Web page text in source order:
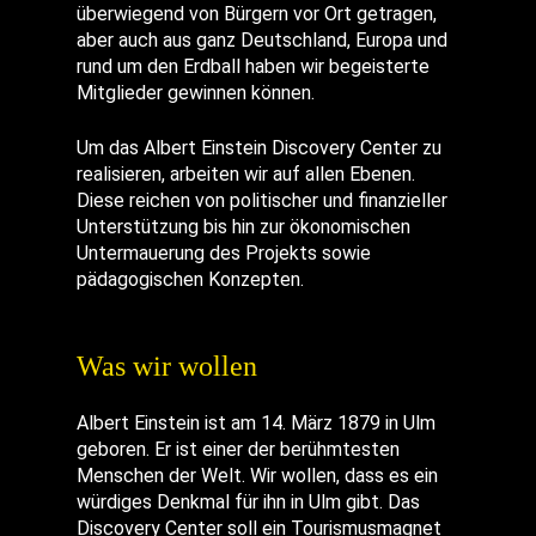
überwiegend von Bürgern vor Ort getragen,
aber auch aus ganz Deutschland, Europa und
rund um den Erdball haben wir begeisterte
Mitglieder gewinnen können.
Um das Albert Einstein Discovery Center zu
realisieren, arbeiten wir auf allen Ebenen.
Diese reichen von politischer und finanzieller
Unterstützung bis hin zur ökonomischen
Untermauerung des Projekts sowie
pädagogischen Konzepten.
Was wir wollen
Albert Einstein ist am 14. März 1879 in Ulm
geboren. Er ist einer der berühmtesten
Menschen der Welt. Wir wollen, dass es ein
würdiges Denkmal für ihn in Ulm gibt. Das
Discovery Center soll ein Tourismusmagnet